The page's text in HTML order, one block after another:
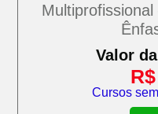
Valor
R$
Cursos